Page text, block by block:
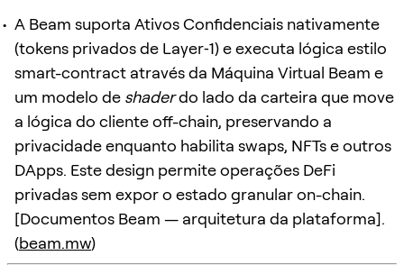
A Beam suporta Ativos Confidenciais nativamente
(tokens privados de Layer‑1) e executa lógica estilo
smart-contract através da Máquina Virtual Beam e
um modelo de shaderdo lado da carteira que move
a lógica do cliente off-chain, preservando a
privacidade enquanto habilita swaps, NFTs e outros
DApps. Este design permite operações DeFi
privadas sem expor o estado granular on-chain.
[Documentos Beam — arquitetura da plataforma].
(beam.mw)